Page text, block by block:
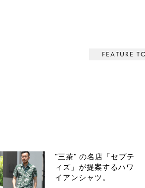
常品の目利き・小林和人がもとめ
FEATURE
"三茶" の名店「セプテ
ィズ」が提案するハワ
イアンシャツ。